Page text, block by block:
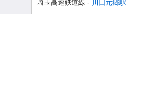
埼玉高速鉄道線 - 川口元郷駅